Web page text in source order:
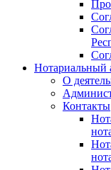
Нотариальный
О
Контакты